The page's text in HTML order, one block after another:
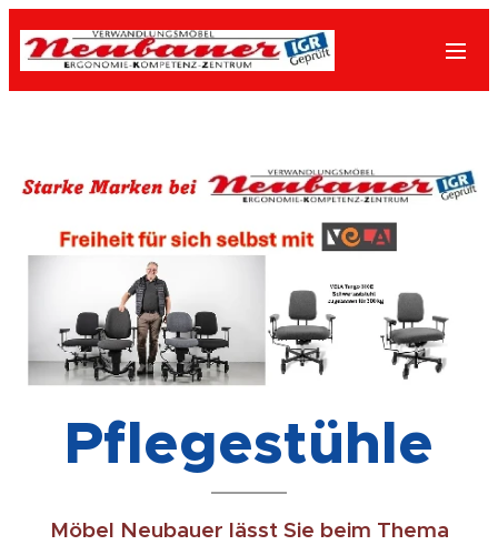
Pflegestühle
Möbel Neubauer lässt Sie beim Thema